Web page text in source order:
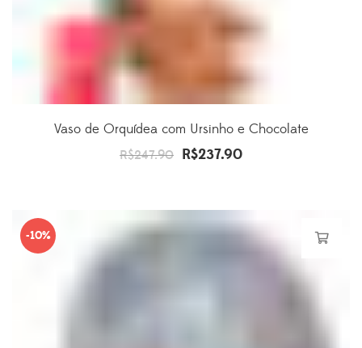
Vaso de Orquídea com Ursinho e Chocolate
R$247.90 O
R$237.90O
R$237.90.
-10%